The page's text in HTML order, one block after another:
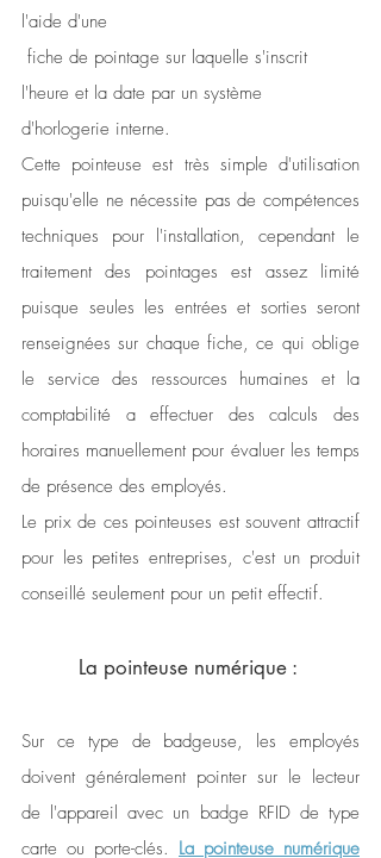
l'aide d'une
l'heure et la date par un système
d'horlogerie interne.
Cette pointeuse est très simple d'utilisation
puisqu'elle ne nécessite pas de compétences
techniques pour l'installation, cependant le
traitement des pointages est assez limité
puisque seules les entrées et sorties seront
renseignées sur chaque fiche, ce qui oblige
le service des ressources humaines et la
comptabilité a effectuer des calculs des
horaires manuellement pour évaluer les temps
de présence des employés.
Le prix de ces pointeuses est souvent attractif
pour les petites entreprises, c'est un produit
conseillé seulement pour un petit effectif.
La pointeuse numérique :
Sur ce type de badgeuse, les employés
doivent généralement pointer sur le lecteur
de l'appareil avec un badge RFID de type
carte ou porte-clés. La pointeuse numérique